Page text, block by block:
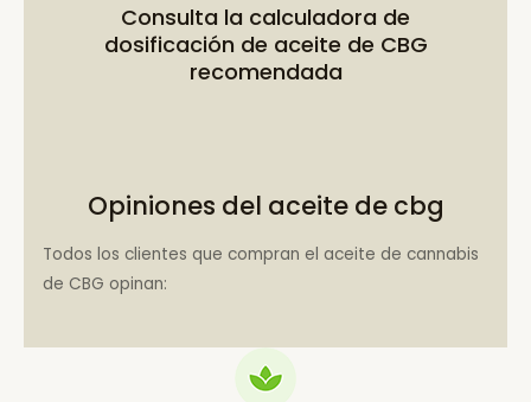
Consulta la calculadora de
dosificación de aceite de CBG
recomendada
Opiniones del aceite de cbg
Todos los clientes que compran el aceite de cannabis
de CBG opinan: